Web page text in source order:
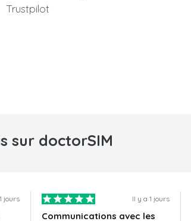
Trustpilot
sur doctorSIM
jours Il y a 1 jours
Communications avec les